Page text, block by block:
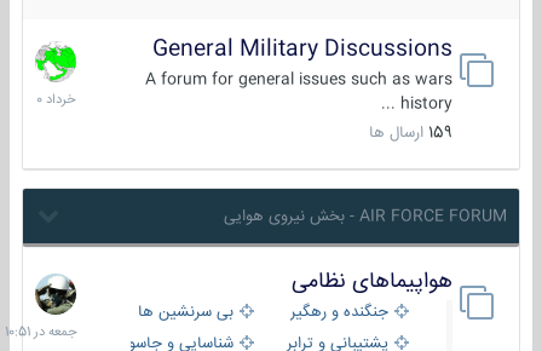
General Military Discussions
A forum for general issues such as wars
history ...
159 ارسال ها
10
خرداد
1400
AIR FORCE FORUM - بخش نیروی هوایی
هواپیماهای نظامی
جنگنده و رهگیر
بی سرنشین ها
پشتیبانی و ترابری
شناسایی و جاسوسی
جمعه
در
10:51